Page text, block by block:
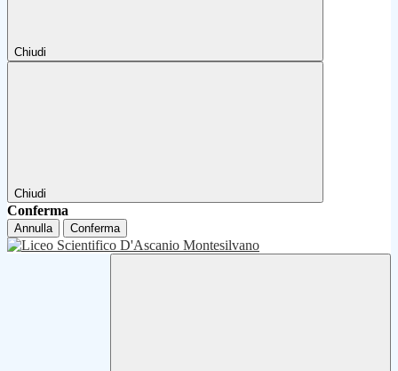
Chiudi
Chiudi
Conferma
Annulla Conferma